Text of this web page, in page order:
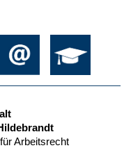
Arbeitsrecht